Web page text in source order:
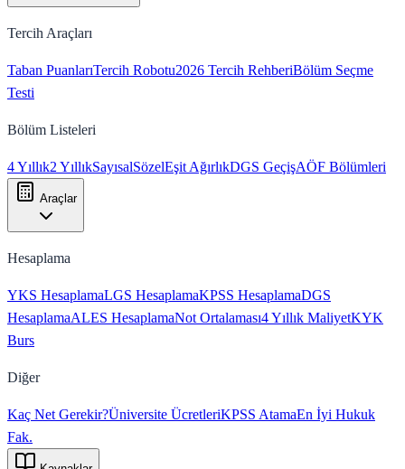
Tercih Araçları
Taban PuanlarıTercih Robotu2026 Tercih RehberiBölüm Seçme
Testi
Bölüm Listeleri
4 Yıllık2 YıllıkSayısalSözelEşit AğırlıkDGS GeçişAÖF Bölümleri
Araçlar
Hesaplama
YKS HesaplamaLGS HesaplamaKPSS HesaplamaDGS
HesaplamaALES HesaplamaNot Ortalaması4 Yıllık MaliyetKYK
Burs
Diğer
Kaç Net Gerekir?Üniversite ÜcretleriKPSS AtamaEn İyi Hukuk
Fak.